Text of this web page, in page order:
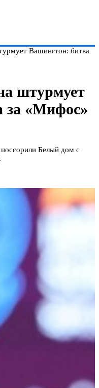
Вашингтон: битва
штурмует
за «Мифос»
Белый дом с